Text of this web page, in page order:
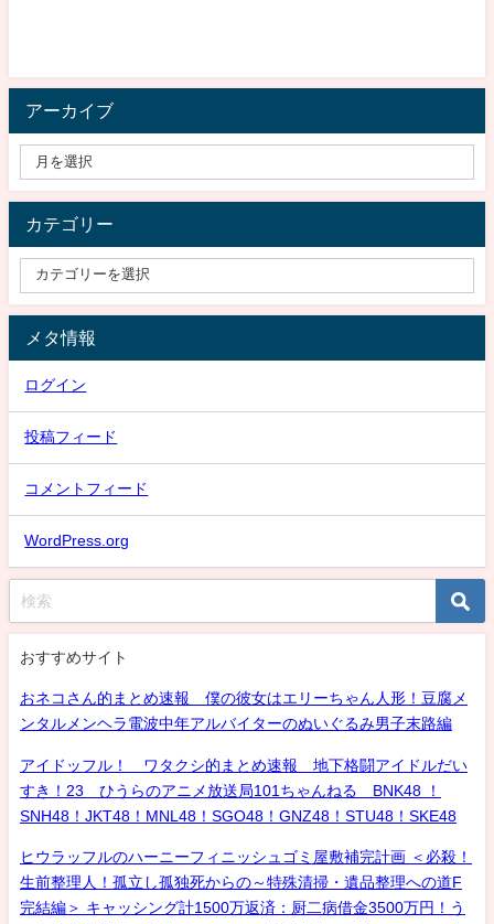
アーカイブ
カテゴリー
メタ情報
ログイン
投稿フィード
コメントフィード
WordPress.org
おすすめサイト
おネコさん的まとめ速報 僕の彼女はエリーちゃん人形！豆腐メ
ンタルメンヘラ電波中年アルバイターのぬいぐるみ男子末路編
アイドッフル！ ワタクシ的まとめ速報 地下格闘アイドルだい
すき！23 ひうらのアニメ放送局101ちゃんねる BNK48 ！
SNH48！JKT48！MNL48！SGO48！GNZ48！STU48！SKE48
ヒウラッフルのハーニーフィニッシュゴミ屋敷補完計画 ＜必殺！
生前整理人！孤立し孤独死からの～特殊清掃・遺品整理への道F
完結編＞ キャッシング計1500万返済：厨二病借金3500万円！う